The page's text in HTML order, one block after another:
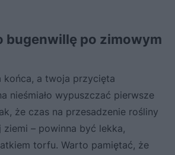
bugenwillę po zimowym
końca, a twoja przycięta
nieśmiało wypuszczać pierwsze
że czas na przesadzenie rośliny
ziemi – powinna być lekka,
torfu. Warto pamiętać, że